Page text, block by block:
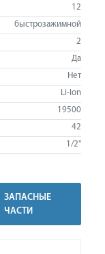
12
быстрозажимной
2
Да
Нет
Li-Ion
19500
42
1/2"
ЗАПАСНЫЕ
ЧАСТИ